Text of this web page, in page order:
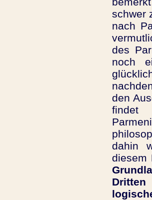
schwer
nach
des
noch
den
dahin
diesem
Dritten